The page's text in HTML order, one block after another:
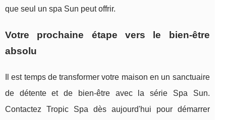
que seul un spa Sun peut offrir.
Votre prochaine étape vers le bien-être
absolu
Il est temps de transformer votre maison en un sanctuaire
de détente et de bien-être avec la série Spa Sun.
Contactez Tropic Spa dès aujourd'hui pour démarrer